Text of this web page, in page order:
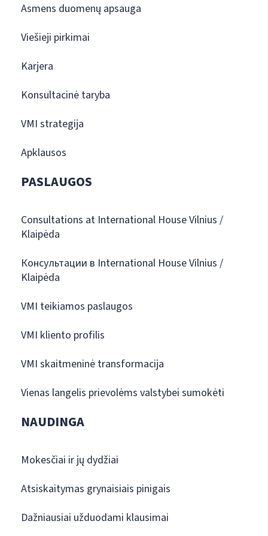
Asmens duomenų apsauga
Viešieji pirkimai
Karjera
Konsultacinė taryba
VMI strategija
Apklausos
PASLAUGOS
Consultations at International House Vilnius /
Klaipėda
Консультации в International House Vilnius /
Klaipėda
VMI teikiamos paslaugos
VMI kliento profilis
VMI skaitmeninė transformacija
Vienas langelis prievolėms valstybei sumokėti
NAUDINGA
Mokesčiai ir jų dydžiai
Atsiskaitymas grynaisiais pinigais
Dažniausiai užduodami klausimai